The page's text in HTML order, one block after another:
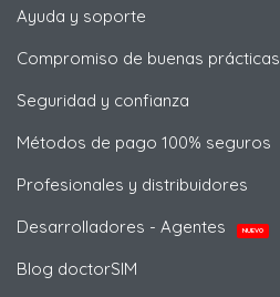
Ayuda y soporte
Compromiso de buenas prácticas
Seguridad y confianza
Métodos de pago 100% seguros
Profesionales y distribuidores
Desarrolladores - Agentes
NUEVO
Blog doctorSIM